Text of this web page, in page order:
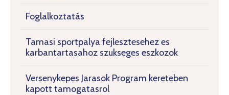
Foglalkoztatás
Tamasi sportpalya fejlesztesehez es
karbantartasahoz szukseges eszkozok
Versenykepes Jarasok Program kereteben
kapott tamogatasrol